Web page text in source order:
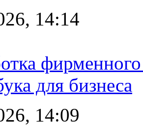
14:14
для бизнеса
14:09